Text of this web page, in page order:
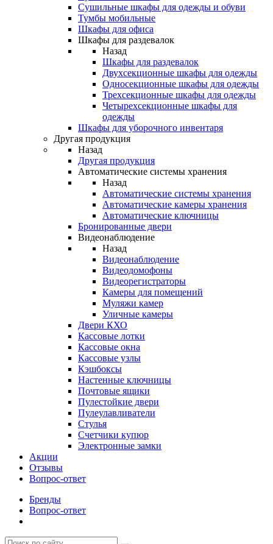
Сушильные шкафы для одежды и обуви
Тумбы мобильные
Шкафы для офиса
Шкафы для раздевалок
Назад
Шкафы для раздевалок
Двухсекционные шкафы для одежды
Односекционные шкафы для одежды
Трехсекционные шкафы для одежды
Четырехсекционные шкафы для
одежды
Шкафы для уборочного инвентаря
Другая продукция
Назад
Другая продукция
Автоматические системы хранения
Назад
Автоматические системы хранения
Автоматические камеры хранения
Автоматические ключницы
Бронированные двери
Видеонаблюдение
Назад
Видеонаблюдение
Видеодомофоны
Видеорегистраторы
Камеры для помещений
Муляжи камер
Уличные камеры
Двери КХО
Кассовые лотки
Кассовые окна
Кассовые узлы
Кэшбоксы
Настенные ключницы
Почтовые ящики
Пулестойкие двери
Пулеулавливатели
Стулья
Счетчики купюр
Электронные замки
Акции
Отзывы
Вопрос-ответ
Бренды
Вопрос-ответ